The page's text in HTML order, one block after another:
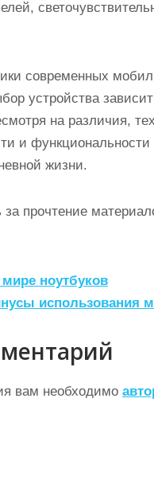
современных
устройства
на различия,
и
жизни.
прочтение
ноутбуков
использования
вам необходимо